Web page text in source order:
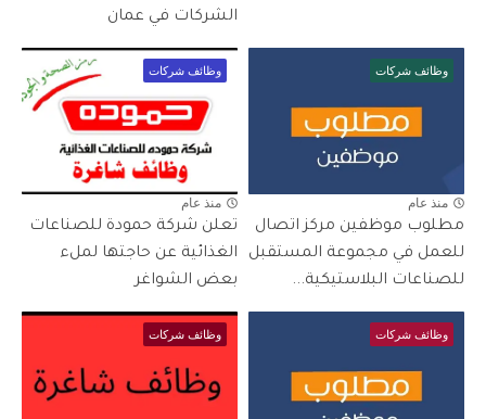
الشركات في عمان
وظائف شركات
منذ عام
مطلوب موظفين مركز اتصال
للعمل في مجموعة المستقبل
للصناعات البلاستيكية...
وظائف شركات
منذ عام
تعلن شركة حمودة للصناعات
الغذائية عن حاجتها لملء
بعض الشواغر
وظائف شركات وظائف شركات